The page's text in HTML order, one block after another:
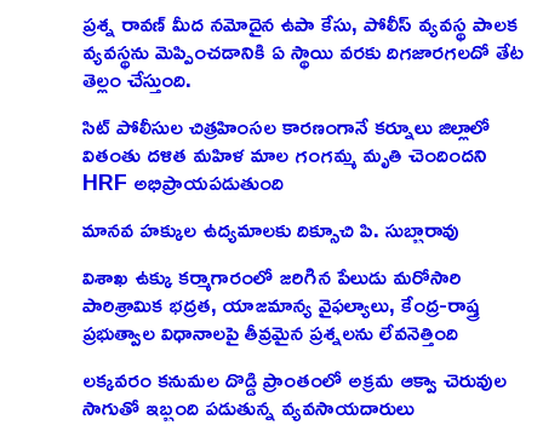
ప్రశ్న రావణ్ మీద నమోదైన ఉపా కేసు, పోలీస్ వ్యవస్థ పాలక
వ్యవస్థను మెప్పించడానికి ఏ స్థాయి వరకు దిగజారగలదో తేట
తెల్లం చేస్తుంది.
సిట్ పోలీసుల చిత్రహింసల కారణంగానే కర్నూలు జిల్లాలో
వితంతు దళిత మహిళ మాల గంగమ్మ మృతి చెందిందని
HRF అభిప్రాయపడుతుంది
మానవ హక్కుల ఉద్యమాలకు దిక్సూచి పి. సుబ్బారావు
విశాఖ ఉక్కు కర్మాగారంలో జరిగిన పేలుడు మరోసారి
పారిశ్రామిక భద్రత, యాజమాన్య వైఫల్యాలు, కేంద్ర-రాష్త్ర
ప్రభుత్వాల విధానాలపై తీవ్రమైన ప్రశ్నలను లేవనెత్తింది
లక్కవరం కనుమల దొడ్డి ప్రాంతంలో అక్రమ ఆక్వా చెరువుల
సాగుతో ఇబ్బంది పడుతున్న వ్యవసాయదారులు